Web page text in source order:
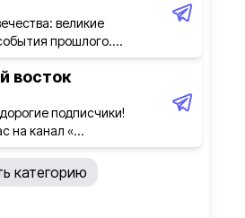
великие
прошлого....
восток
подписчики!
на канал «...
категорию